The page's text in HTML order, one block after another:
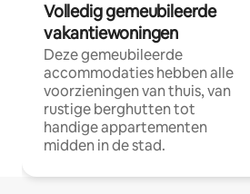
Volledig gemeubileerde
vakantiewoningen
Deze gemeubileerde
accommodaties hebben alle
voorzieningen van thuis, van
rustige berghutten tot
handige appartementen
midden in de stad.